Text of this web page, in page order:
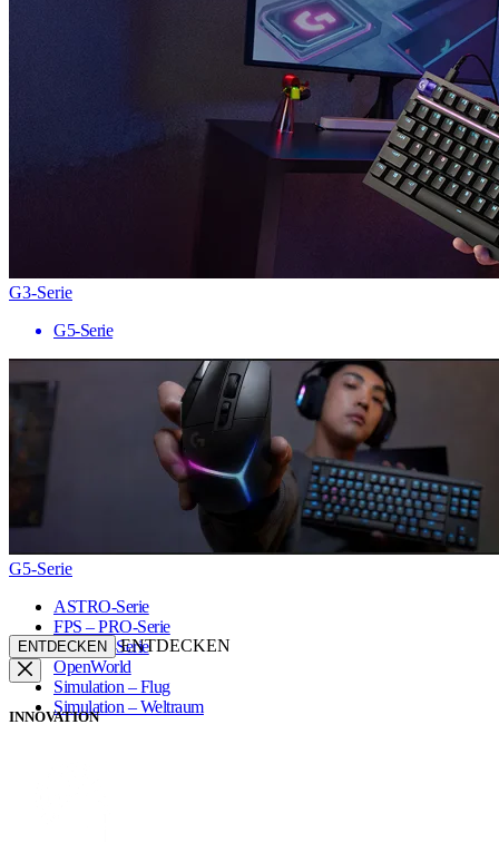
G3-Serie
G5-Serie
G5-Serie
ASTRO-Serie
FPS – PRO-Serie
FPS – G-Serie
OpenWorld
Simulation – Flug
Simulation – Weltraum
ENTDECKEN ENTDECKEN
INNOVATION